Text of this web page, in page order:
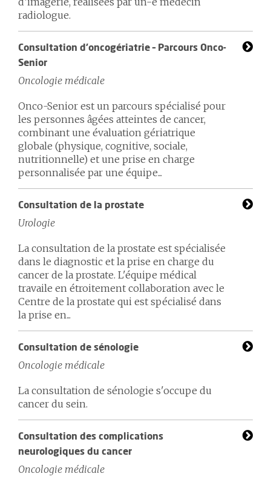
radiologue.
Consultation d’oncogériatrie – Parcours Onco-
Senior
Oncologie médicale
Onco-Senior est un parcours spécialisé pour
les personnes âgées atteintes de cancer,
combinant une évaluation gériatrique
globale (physique, cognitive, sociale,
nutritionnelle) et une prise en charge
personnalisée par une équipe...
Consultation de la prostate
Urologie
La consultation de la prostate est spécialisée
dans le diagnostic et la prise en charge du
cancer de la prostate. L'équipe médical
travaile en étroitement collaboration avec le
Centre de la prostate qui est spécialisé dans
la prise en...
Consultation de sénologie
Oncologie médicale
La consultation de sénologie s'occupe du
cancer du sein.
Consultation des complications
neurologiques du cancer
Oncologie médicale